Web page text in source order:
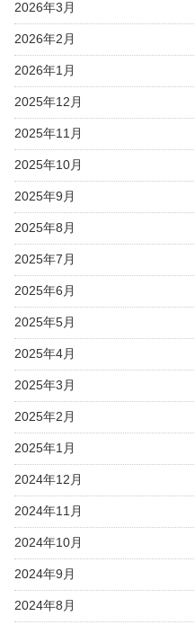
2026年3月
2026年2月
2026年1月
2025年12月
2025年11月
2025年10月
2025年9月
2025年8月
2025年7月
2025年6月
2025年5月
2025年4月
2025年3月
2025年2月
2025年1月
2024年12月
2024年11月
2024年10月
2024年9月
2024年8月